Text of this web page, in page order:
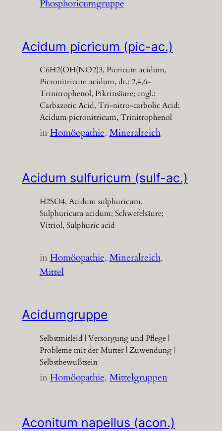
Phosphoricumgruppe
Acidum picricum (pic-ac.)
C6H2(OH(NO2)3, Picricum acidum,
Picronitricum acidum, dt.: 2,4,6-
Trinitrophenol, Pikrinsäure; engl.:
Carbazotic Acid, Tri-nitro-carbolic Acid;
Acidum picronitricum, Trinitrophenol
inHomöopathie, Mineralreich
Acidum sulfuricum (sulf-ac.)
H2SO4, Acidum sulphuricum,
Sulphuricum acidum; Schwefelsäure;
Vitriol, Sulphuric acid
inHomöopathie, Mineralreich
Mittel
Acidumgruppe
Selbstmitleid | Versorgung und Pflege |
Probleme mit der Mutter | Zuwendung |
Selbstbewußtsein
inHomöopathie, Mittelgruppen
Aconitum napellus (acon.)